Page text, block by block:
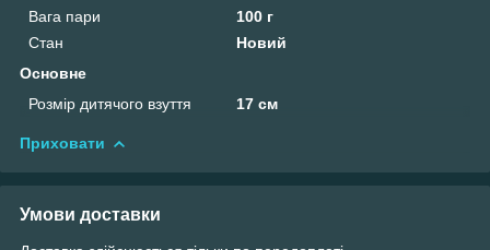
Вага пари
100 г
Стан
Новий
Основне
Розмір дитячого взуття
17 см
Приховати
Умови доставки